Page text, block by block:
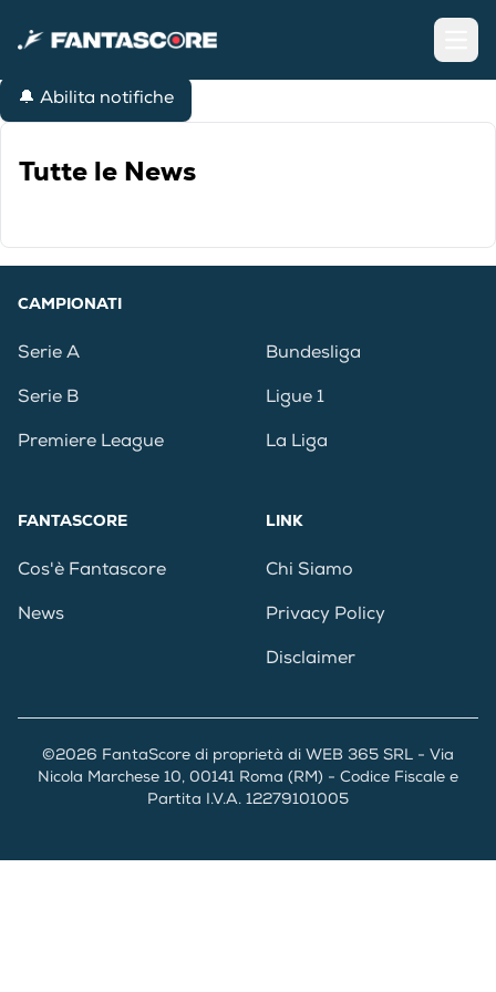
🔔 Abilita notifiche
Tutte le News
CAMPIONATI
Serie A
Serie B
Premiere League
Bundesliga
Ligue 1
La Liga
FANTASCORE
Cos'è Fantascore
News
LINK
Chi Siamo
Privacy Policy
Disclaimer
©2026 FantaScore di proprietà di WEB 365 SRL - Via
Nicola Marchese 10, 00141 Roma (RM) - Codice Fiscale e
Partita I.V.A. 12279101005